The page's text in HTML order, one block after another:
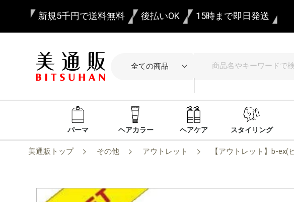
新規5千円で送料無料 後払いOK 15時まで即日発送
パーマ ヘアカラー ヘアケア スタイリング
美通販トップ その他 アウトレット 【アウトレット】b-